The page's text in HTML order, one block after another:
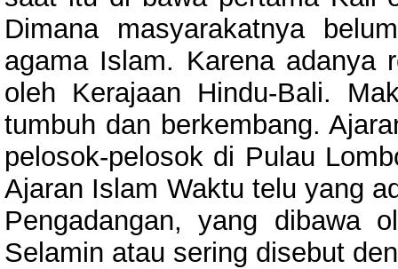
Dimana masyarakatnya
agama Islam. Karena adanya
oleh Kerajaan Hindu-Bali.
tumbuh dan berkembang.
pelosok-pelosok di Pulau
Ajaran Islam Waktu telu yang
Pengadangan, yang dibawa
Selamin atau sering disebut